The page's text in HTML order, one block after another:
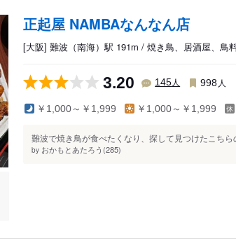
正起屋 NAMBAなんなん店
[大阪] 難波（南海）駅 191m / 焼き鳥、居酒屋、鳥
3.20 145人 998 人
￥1,000～￥1,999 ￥1,000～￥1,999
難波で焼き鳥が食べたくなり、探して見つけたこち
by おかもとあたろう(285)